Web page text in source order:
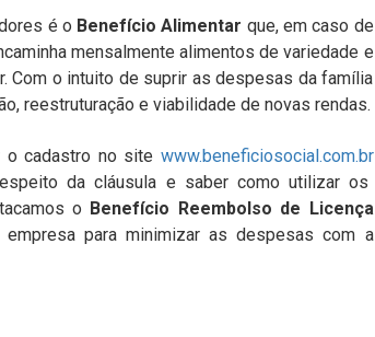
é o Benefício Alimentar que, em caso de
mensalmente alimentos de variedade e
Com o intuito de suprir as despesas da família
reestruturação e viabilidade de novas rendas.
o cadastro no site www.beneficiosocial.com.br
da cláusula e saber como utilizar os
o Benefício Reembolso de Licença
empresa para minimizar as despesas com a